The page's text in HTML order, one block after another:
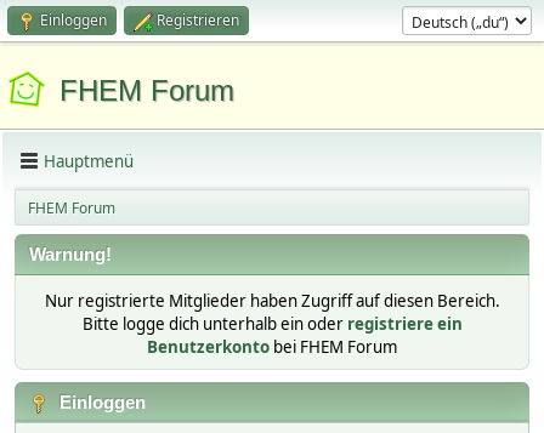
Einloggen Registrieren
FHEM Forum
Hauptmenü
FHEM Forum
Warnung!
Nur registrierte Mitglieder haben Zugriff auf diesen Bereich.
Bitte logge dich unterhalb ein oder registriere ein
Benutzerkonto bei FHEM Forum
Einloggen